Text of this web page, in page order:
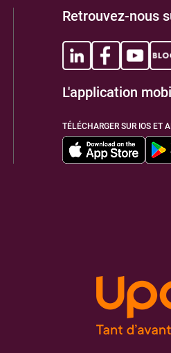
Retrouvez-nous
L'application
TÉLÉCHARGER SUR IOS ET